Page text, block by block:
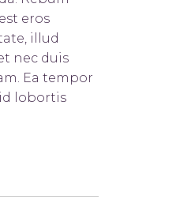
eros
illud
nec duis
Ea tempor
lobortis